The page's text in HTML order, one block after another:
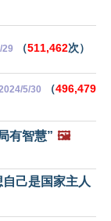
29 （511,462次）
5/30 （496,479
有智慧” 🖼️
己是国家主人